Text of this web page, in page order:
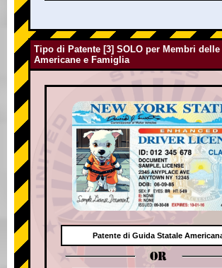
Tipo di Patente [3] SOLO per Membri
Americane e Famiglia
Patente di Guida Statale
OR